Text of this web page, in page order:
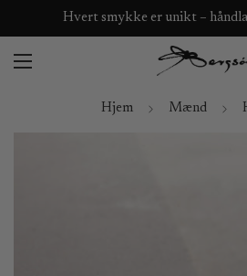
Hvert smykke er unikt –
Hjem Mænd